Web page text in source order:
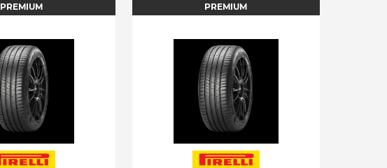
PREMIUM PREMIUM